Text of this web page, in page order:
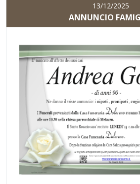
13/12/2025
ANNUNCIO